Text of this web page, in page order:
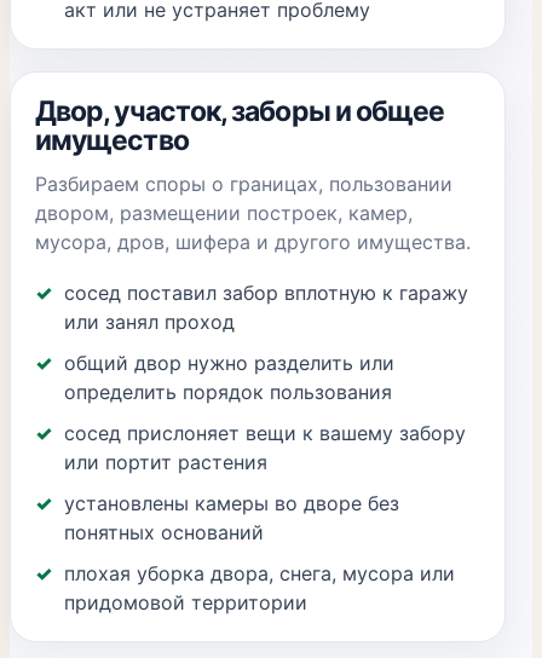
акт или не устраняет проблему
Двор, участок, заборы и общее
имущество
Разбираем споры о границах, пользовании
двором, размещении построек, камер,
мусора, дров, шифера и другого имущества.
сосед поставил забор вплотную к гаражу
или занял проход
общий двор нужно разделить или
определить порядок пользования
сосед прислоняет вещи к вашему забору
или портит растения
установлены камеры во дворе без
понятных оснований
плохая уборка двора, снега, мусора или
придомовой территории